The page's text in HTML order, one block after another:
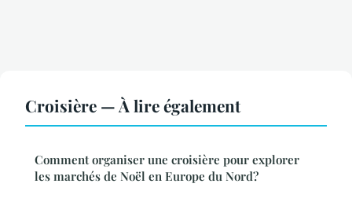
Croisière — À lire également
Comment organiser une croisière pour explorer
les marchés de Noël en Europe du Nord?